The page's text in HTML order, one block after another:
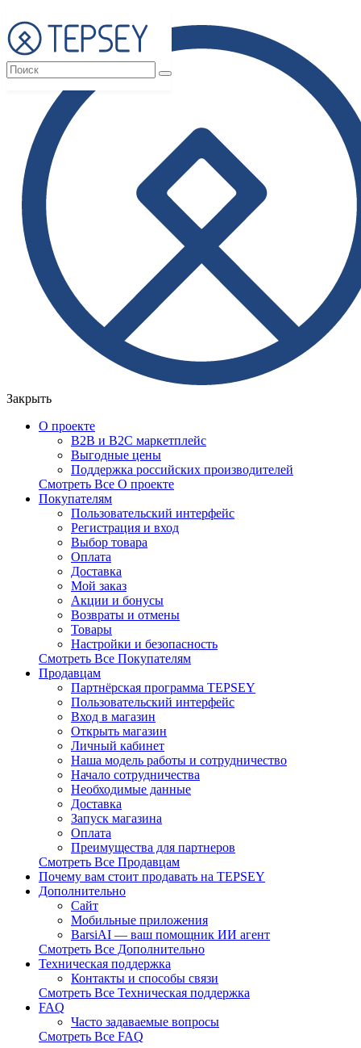
Закрыть
О проекте
B2B и B2C маркетплейс
Выгодные цены
Поддержка российских производителей
Смотреть Все О проекте
Покупателям
Пользовательский интерфейс
Регистрация и вход
Выбор товара
Оплата
Доставка
Мой заказ
Акции и бонусы
Возвраты и отмены
Товары
Настройки и безопасность
Смотреть Все Покупателям
Продавцам
Партнёрская программа TEPSEY
Пользовательский интерфейс
Вход в магазин
Открыть магазин
Личный кабинет
Наша модель работы и сотрудничество
Начало сотрудничества
Необходимые данные
Доставка
Запуск магазина
Оплата
Преимущества для партнеров
Смотреть Все Продавцам
Почему вам стоит продавать на TEPSEY
Дополнительно
Сайт
Мобильные приложения
BarsiAI — ваш помощник ИИ агент
Смотреть Все Дополнительно
Техническая поддержка
Контакты и способы связи
Смотреть Все Техническая поддержка
FAQ
Часто задаваемые вопросы
Смотреть Все FAQ